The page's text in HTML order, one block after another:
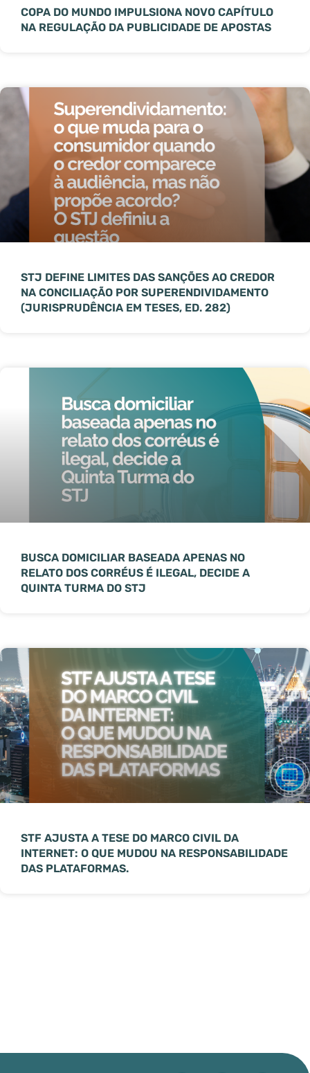
COPA DO MUNDO IMPULSIONA NOVO CAPÍTULO
NA REGULAÇÃO DA PUBLICIDADE DE APOSTAS
STJ DEFINE LIMITES DAS SANÇÕES AO CREDOR
NA CONCILIAÇÃO POR SUPERENDIVIDAMENTO
(JURISPRUDÊNCIA EM TESES, ED. 282)
BUSCA DOMICILIAR BASEADA APENAS NO
RELATO DOS CORRÉUS É ILEGAL, DECIDE A
QUINTA TURMA DO STJ
STF AJUSTA A TESE DO MARCO CIVIL DA
INTERNET: O QUE MUDOU NA RESPONSABILIDADE
DAS PLATAFORMAS.